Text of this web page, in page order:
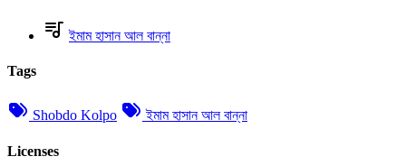
ইমাম হাসান আল বান্না
Tags
Shobdo Kolpo ইমাম হাসান আল বান্না
Licenses